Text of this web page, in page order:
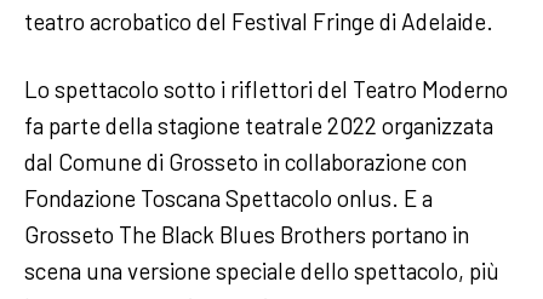
teatro acrobatico del Festival Fringe di Adelaide.
Lo spettacolo sotto i riflettori del Teatro Moderno
fa parte della stagione teatrale 2022 organizzata
dal Comune di Grosseto in collaborazione con
Fondazione Toscana Spettacolo onlus. E a
Grosseto The Black Blues Brothers portano in
scena una versione speciale dello spettacolo, più